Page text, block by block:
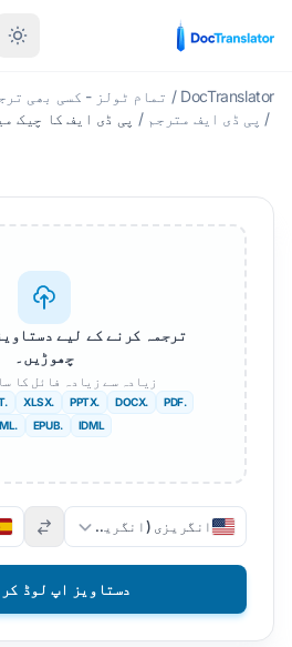
DocTranslator
/ تمام ٹولز - کسی بھی
/ پی ڈی ایف مترجم / پی ڈی ایف کا چیک
ترجمہ کرنے کے لیے
چھوڑیں۔
زیادہ سے زیادہ فائل کا
.PDF
.DOCX
.PPTX
.XLSX
.TXT
IDML
.EPUB
.HTML
انگریزی (انگریزی)
دستاویز اپ لوڈ